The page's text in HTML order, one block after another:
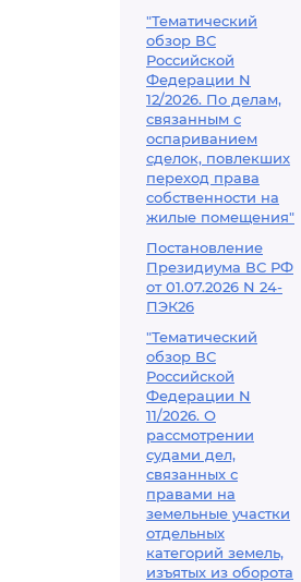
"Тематический
обзор ВС
Российской
Федерации N
12/2026. По делам,
связанным с
оспариванием
сделок, повлекших
переход права
собственности на
жилые помещения"
Постановление
Президиума ВС РФ
от 01.07.2026 N 24-
ПЭК26
"Тематический
обзор ВС
Российской
Федерации N
11/2026. О
рассмотрении
судами дел,
связанных с
правами на
земельные участки
отдельных
категорий земель,
изъятых из оборота